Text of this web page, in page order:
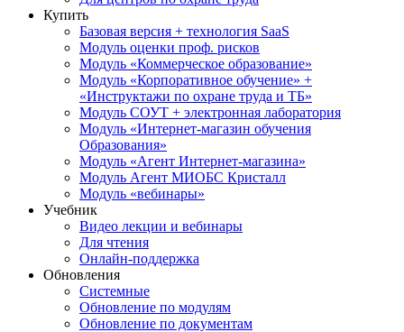
Купить
Базовая версия + технология SaaS
Модуль оценки проф. рисков
Модуль «Коммерческое образование»
Модуль «Корпоративное обучение» +
«Инструктажи по охране труда и ТБ»
Модуль СОУТ + электронная лаборатория
Модуль «Интернет-магазин обучения
Образования»
Модуль «Агент Интернет-магазина»
Модуль Агент МИОБС Кристалл
Модуль «вебинары»
Учебник
Видео лекции и вебинары
Для чтения
Онлайн-поддержка
Обновления
Системные
Обновление по модулям
Обновление по документам